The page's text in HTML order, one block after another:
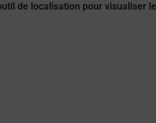
de localisation pour visualiser